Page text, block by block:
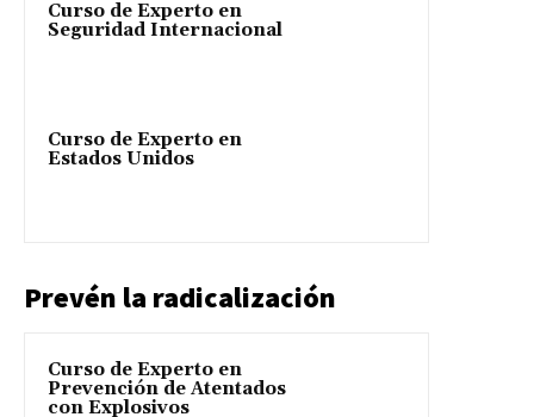
Curso de Experto en
Seguridad Internacional
Curso de Experto en
Estados Unidos
Prevén la radicalización
Curso de Experto en
Prevención de Atentados
con Explosivos